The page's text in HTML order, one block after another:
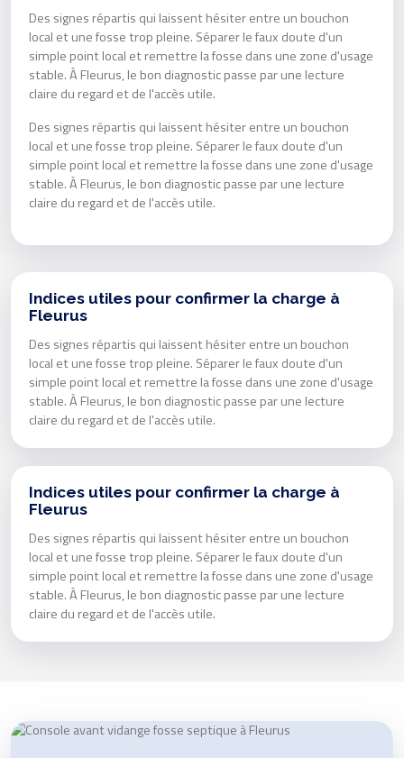
Des signes répartis qui laissent hésiter entre un bouchon
local et une fosse trop pleine. Séparer le faux doute d'un
simple point local et remettre la fosse dans une zone d'usage
stable. À Fleurus, le bon diagnostic passe par une lecture
claire du regard et de l'accès utile.
Des signes répartis qui laissent hésiter entre un bouchon
local et une fosse trop pleine. Séparer le faux doute d'un
simple point local et remettre la fosse dans une zone d'usage
stable. À Fleurus, le bon diagnostic passe par une lecture
claire du regard et de l'accès utile.
Indices utiles pour confirmer la charge à
Fleurus
Des signes répartis qui laissent hésiter entre un bouchon
local et une fosse trop pleine. Séparer le faux doute d'un
simple point local et remettre la fosse dans une zone d'usage
stable. À Fleurus, le bon diagnostic passe par une lecture
claire du regard et de l'accès utile.
Indices utiles pour confirmer la charge à
Fleurus
Des signes répartis qui laissent hésiter entre un bouchon
local et une fosse trop pleine. Séparer le faux doute d'un
simple point local et remettre la fosse dans une zone d'usage
stable. À Fleurus, le bon diagnostic passe par une lecture
claire du regard et de l'accès utile.